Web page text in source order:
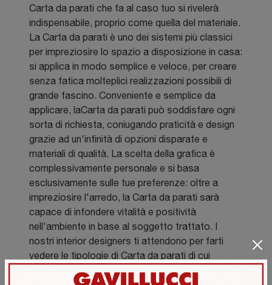
Carta da parati che fa al caso tuo si rivelerà
indispensabile, proprio come quella del materiale.
La Carta da parati è uno dei sistemi più classici
per impreziosire lo spazio a disposizione in casa:
si applica in modo semplice e veloce, per creare
senza fatica molteplici realizzazioni possibili di
grande fascino. Conveniente e semplice da
applicare, laCarta da parati può soddisfare ogni
sorta di richiesta, coniugando praticità e design
grazie ad un'infinità di opzioni disparate e
materiali di qualità. La scelta della grafica è
complessivamente personale e si basa
esclusivamente sulle tue preferenze: oltre a
impreziosire l'arredo, la Carta da parati sarà
capace di infondere vitalità e positività
nell'ambiente in base al soggetto trattato. I
nostri interior designers ti attendono per farti
vedere le tipologie di Carta da parati di cui
disponiamo, da quelle perfette per interni in stile